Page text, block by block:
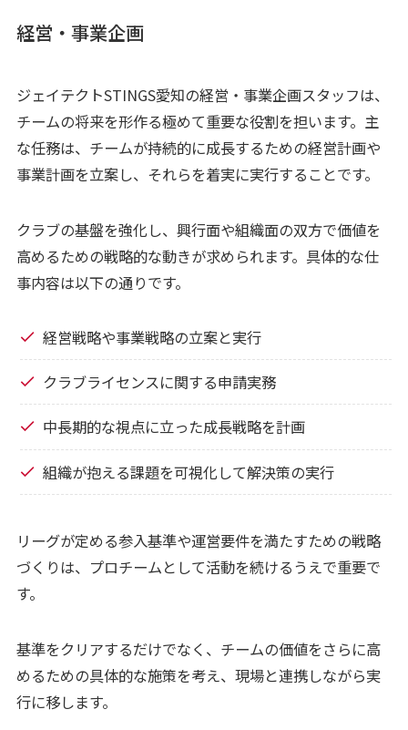
経営・事業企画
ジェイテクトSTINGS愛知の経営・事業企画スタッフは、
チームの将来を形作る極めて重要な役割を担います。主
な任務は、チームが持続的に成長するための経営計画や
事業計画を立案し、それらを着実に実行することです。
クラブの基盤を強化し、興行面や組織面の双方で価値を
高めるための戦略的な動きが求められます。具体的な仕
事内容は以下の通りです。
経営戦略や事業戦略の立案と実行
クラブライセンスに関する申請実務
中長期的な視点に立った成長戦略を計画
組織が抱える課題を可視化して解決策の実行
リーグが定める参入基準や運営要件を満たすための戦略
づくりは、プロチームとして活動を続けるうえで重要で
す。
基準をクリアするだけでなく、チームの価値をさらに高
めるための具体的な施策を考え、現場と連携しながら実
行に移します。